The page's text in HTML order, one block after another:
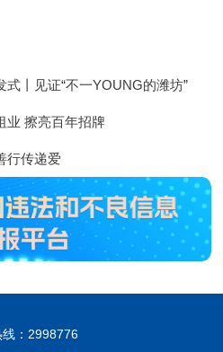
式丨见证“不一YOUNG的潍坊”
业 擦亮百年招牌
行传递爱
线：2998776